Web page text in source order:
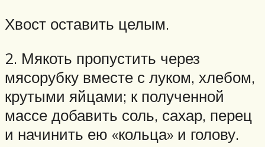
Хвост оставить целым.
2. Мякоть пропустить через
мясорубку вместе с луком, хлебом,
крутыми яйцами; к полученной
массе добавить соль, сахар, перец
и начинить ею «кольца» и голову.